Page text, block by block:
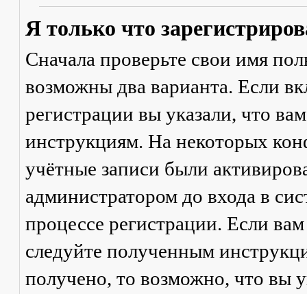
Я только что
Сначала проверьте свои имя
возможны два варианта. Если
регистрации вы указали, что
инструкциям. На некоторых
учётные записи были
администратором до входа в
процессе регистрации. Если
следуйте полученным
получено, то возможно, что вы